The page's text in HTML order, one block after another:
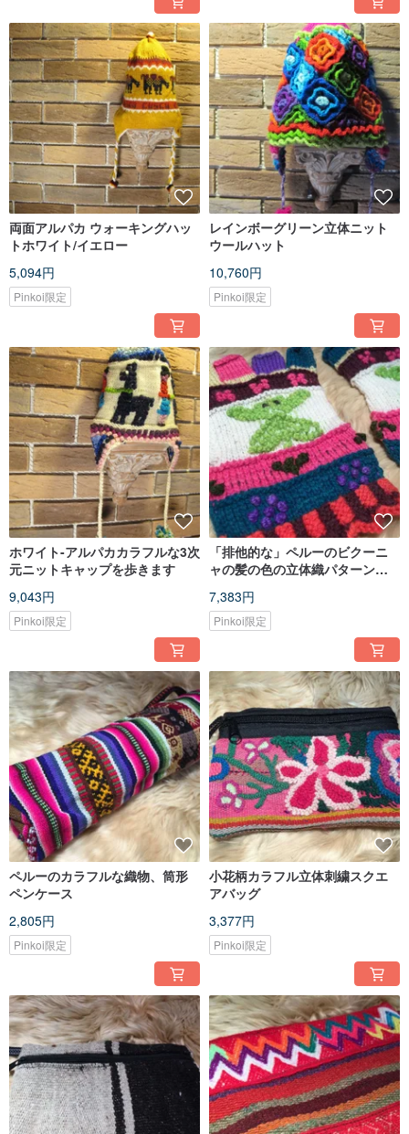
両面アルパカ ウォーキングハッ
トホワイト/イエロー
5,094円
Pinkoi限定
レインボーグリーン立体ニット
ウールハット
10,760円
Pinkoi限定
ホワイト-アルパカカラフルな3次
元ニットキャップを歩きます
9,043円
Pinkoi限定
「排他的な」ペルーのビクーニ
ャの髪の色の立体織パターンハ
トとグリーン
7,383円
Pinkoi限定
ペルーのカラフルな織物、筒形
ペンケース
2,805円
Pinkoi限定
小花柄カラフル立体刺繍スクエ
アバッグ
3,377円
Pinkoi限定